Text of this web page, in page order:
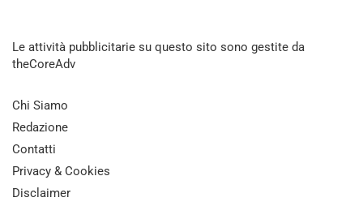
Le attività pubblicitarie su questo sito sono gestite da
theCoreAdv
Chi Siamo
Redazione
Contatti
Privacy & Cookies
Disclaimer